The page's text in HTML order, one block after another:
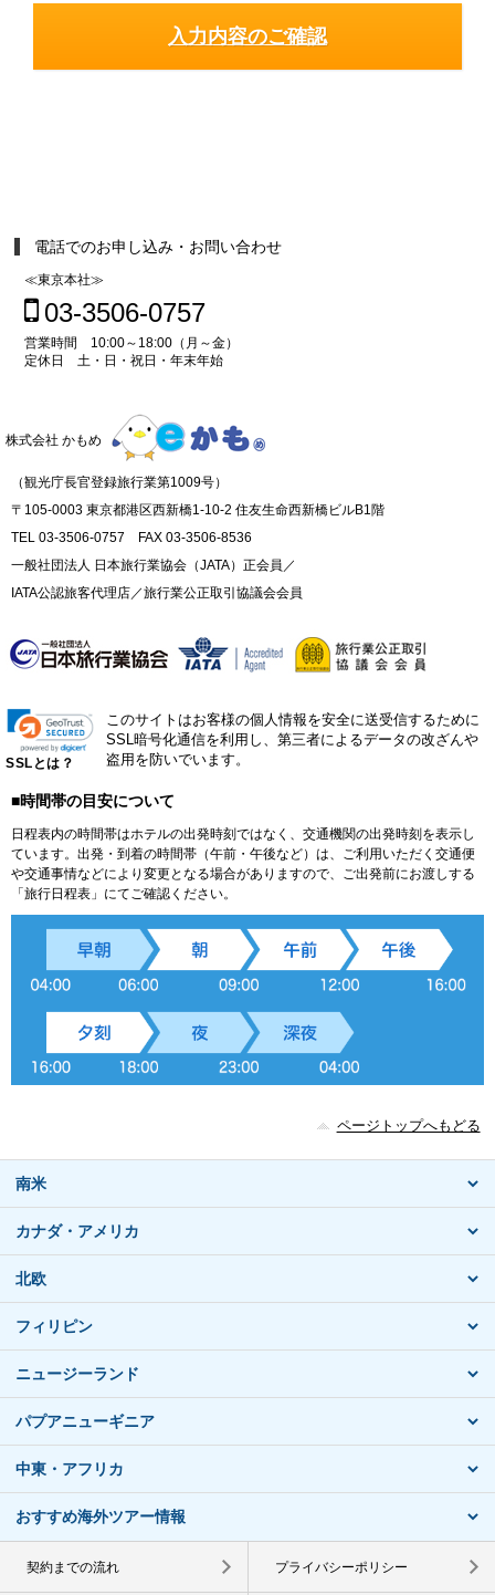
電話でのお申し込み・お問い合わせ
≪東京本社≫
03-3506-0757
営業時間 10:00～18:00（月～金）
定休日 土・日・祝日・年末年始
株式会社 かもめ
（観光庁長官登録旅行業第1009号）
〒105-0003 東京都港区西新橋1-10-2 住友生命西新橋ビルB1階
TEL 03-3506-0757 FAX 03-3506-8536
一般社団法人 日本旅行業協会（JATA）正会員／
IATA公認旅客代理店／旅行業公正取引協議会会員
SSLとは？
このサイトはお客様の個人情報を安全に送受信するために
SSL暗号化通信を利用し、第三者によるデータの改ざんや
盗用を防いでいます。
■時間帯の目安について
日程表内の時間帯はホテルの出発時刻ではなく、交通機関の出発時刻を表示し
ています。出発・到着の時間帯（午前・午後など）は、ご利用いただく交通便
や交通事情などにより変更となる場合がありますので、ご出発前にお渡しする
「旅行日程表」にてご確認ください。
ページトップへもどる
南米
カナダ・アメリカ
北欧
フィリピン
ニュージーランド
パプアニューギニア
中東・アフリカ
おすすめ海外ツアー情報
契約までの流れ プライバシーポリシー